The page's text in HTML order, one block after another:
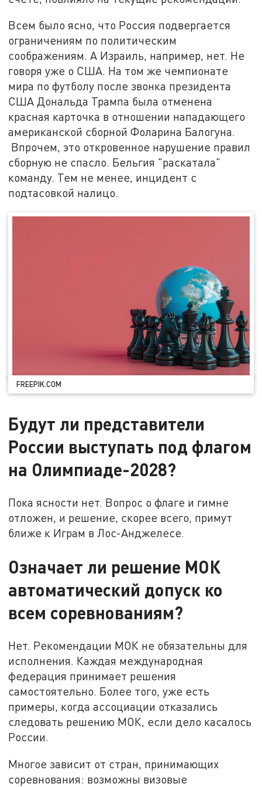
Всем было ясно, что Россия подвергается
ограничениям по политическим
соображениям. А Израиль, например, нет. Не
говоря уже о США. На том же чемпионате
мира по футболу после звонка президента
США Дональда Трампа была отменена
красная карточка в отношении нападающего
американской сборной Фоларина Балогуна.
Впрочем, это откровенное нарушение правил
сборную не спасло. Бельгия "раскатала"
команду. Тем не менее, инцидент с
подтасовкой налицо.
FREEPIK.COM
Будут ли представители
России выступать под флагом
на Олимпиаде-2028?
Пока ясности нет. Вопрос о флаге и гимне
отложен, и решение, скорее всего, примут
ближе к Играм в Лос-Анджелесе.
Означает ли решение МОК
автоматический допуск ко
всем соревнованиям?
Нет. Рекомендации МОК не обязательны для
исполнения. Каждая международная
федерация принимает решения
самостоятельно. Более того, уже есть
примеры, когда ассоциации отказались
следовать решению МОК, если дело касалось
России.
Многое зависит от стран, принимающих
соревнования: возможны визовые